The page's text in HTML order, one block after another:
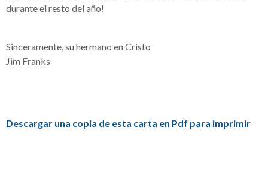
durante el resto del año!
Sinceramente, su hermano en Cristo
Jim Franks
Descargar una copia de esta carta en Pdf para imprimir